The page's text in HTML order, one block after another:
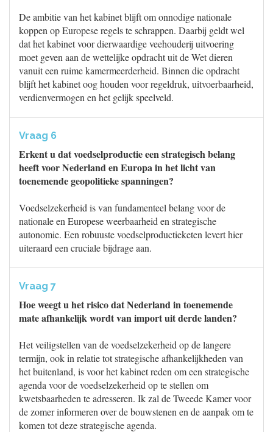
De ambitie van het kabinet blijft om onnodige nationale
koppen op Europese regels te schrappen. Daarbij geldt wel
dat het kabinet voor dierwaardige veehouderij uitvoering
moet geven aan de wettelijke opdracht uit de Wet dieren
vanuit een ruime kamermeerderheid. Binnen die opdracht
blijft het kabinet oog houden voor regeldruk, uitvoerbaarheid,
verdienvermogen en het gelijk speelveld.
Vraag 6
Erkent u dat voedselproductie een strategisch belang
heeft voor Nederland en Europa in het licht van
toenemende geopolitieke spanningen?
Voedselzekerheid is van fundamenteel belang voor de
nationale en Europese weerbaarheid en strategische
autonomie. Een robuuste voedselproductieketen levert hier
uiteraard een cruciale bijdrage aan.
Vraag 7
Hoe weegt u het risico dat Nederland in toenemende
mate afhankelijk wordt van import uit derde landen?
Het veiligstellen van de voedselzekerheid op de langere
termijn, ook in relatie tot strategische afhankelijkheden van
het buitenland, is voor het kabinet reden om een strategische
agenda voor de voedselzekerheid op te stellen om
kwetsbaarheden te adresseren. Ik zal de Tweede Kamer voor
de zomer informeren over de bouwstenen en de aanpak om te
komen tot deze strategische agenda.